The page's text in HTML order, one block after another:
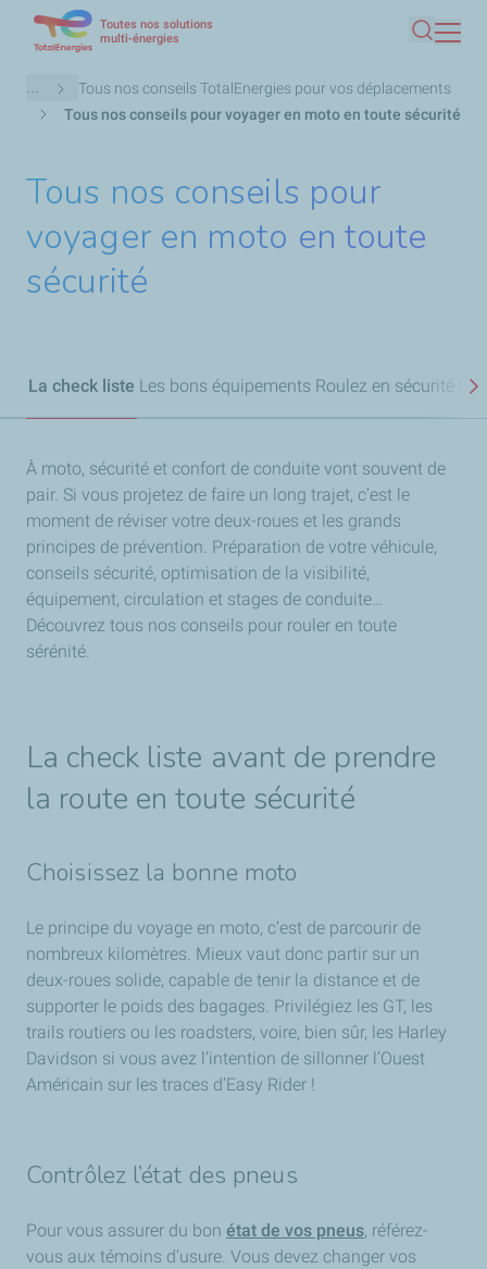
contenu
principal
Toutes nos solutions
multi-énergies
Fil
d'Ariane
...
Tous nos conseils TotalEnergies pour vos déplacements
Tous nos conseils pour voyager en moto en toute sécurité
Tous nos conseils pour
voyager en moto en toute
sécurité
La check liste Les bons équipements Roulez en sécurité
À moto, sécurité et confort de conduite vont souvent de
pair. Si vous projetez de faire un long trajet, c’est le
moment de réviser votre deux-roues et les grands
principes de prévention. Préparation de votre véhicule,
conseils sécurité, optimisation de la visibilité,
équipement, circulation et stages de conduite…
Découvrez tous nos conseils pour rouler en toute
sérénité.
La check liste avant de prendre
la route en toute sécurité
Choisissez la bonne moto
Le principe du voyage en moto, c’est de parcourir de
nombreux kilomètres. Mieux vaut donc partir sur un
deux-roues solide, capable de tenir la distance et de
supporter le poids des bagages. Privilégiez les GT, les
trails routiers ou les roadsters, voire, bien sûr, les Harley
Davidson si vous avez l’intention de sillonner l’Ouest
Américain sur les traces d’Easy Rider !
Contrôlez l’état des pneus
Pour vous assurer du bon état de vos pneus, référez-
vous aux témoins d’usure. Vous devez changer vos